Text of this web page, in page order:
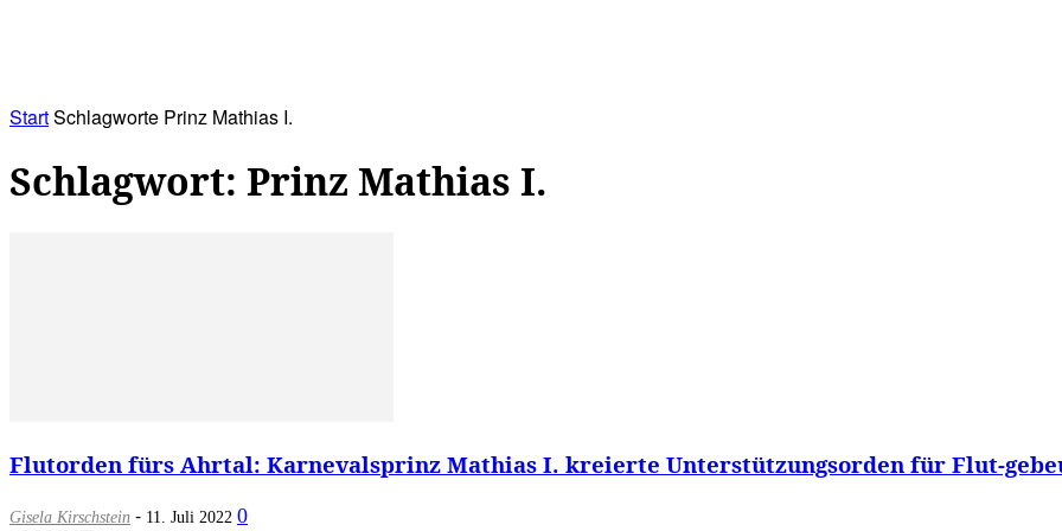
StartSchlagworte Prinz Mathias I.
Schlagwort: Prinz Mathias I.
Flutorden fürs Ahrtal: Karnevalsprinz Mathias I. kreierte Unterstützungsorden für Flut-
Gisela Kirschstein - 11. Juli 2022 0